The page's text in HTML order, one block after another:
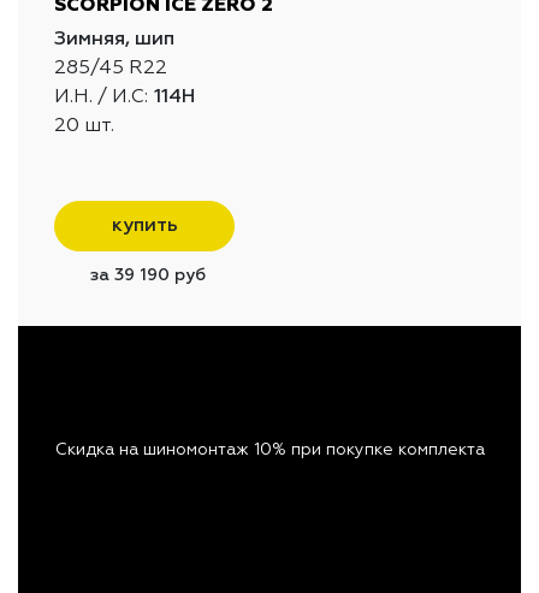
SCORPION ICE ZERO 2
Зимняя, шип
285/45 R22
И.Н. / И.С: 114H
20 шт.
купить
за 39 190 руб
Скидка на шиномонтаж 10% при покупке комплекта